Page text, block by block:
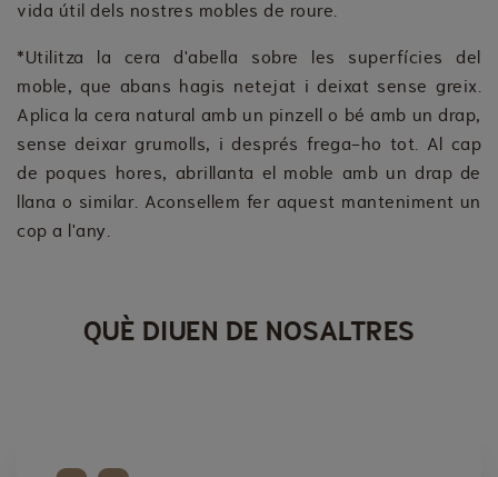
vida útil dels nostres mobles de roure.
*Utilitza la cera d'abella sobre les superfícies del
moble, que abans hagis netejat i deixat sense greix.
Aplica la cera natural amb un pinzell o bé amb un drap,
sense deixar grumolls, i després frega-ho tot. Al cap
de poques hores, abrillanta el moble amb un drap de
llana o similar. Aconsellem fer aquest manteniment un
cop a l'any.
QUÈ DIUEN DE NOSALTRES